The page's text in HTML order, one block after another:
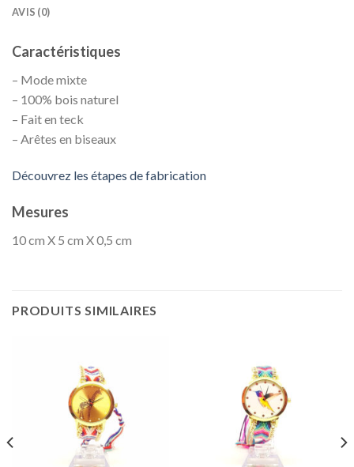
AVIS (0)
Caractéristiques
– Mode mixte
– 100% bois naturel
– Fait en teck
– Arêtes en biseaux
Découvrez les étapes de fabrication
Mesures
10 cm X 5 cm X 0,5 cm
PRODUITS SIMILAIRES